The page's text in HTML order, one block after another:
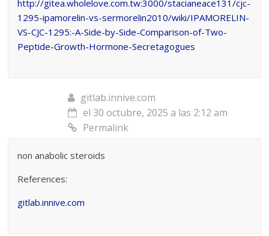
http://gitea.wholelove.com.tw:3000/stacianeace131/cjc-
1295-ipamorelin-vs-sermorelin2010/wiki/IPAMORELIN-
VS-CJC-1295:-A-Side-by-Side-Comparison-of-Two-
Peptide-Growth-Hormone-Secretagogues
gitlab.innive.com
el 30 octubre, 2025 a las 2:12 am
Permalink
non anabolic steroids
References:
gitlab.innive.com